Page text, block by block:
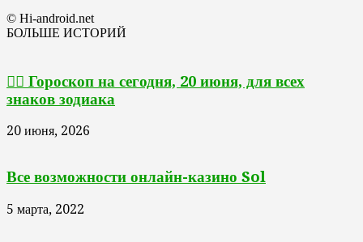
© Hi-android.net
БОЛЬШЕ ИСТОРИЙ
🧙‍♀ Гороскоп на сегодня, 20 июня, для всех
знаков зодиака
20 июня, 2026
Все возможности онлайн-казино Sol
5 марта, 2022